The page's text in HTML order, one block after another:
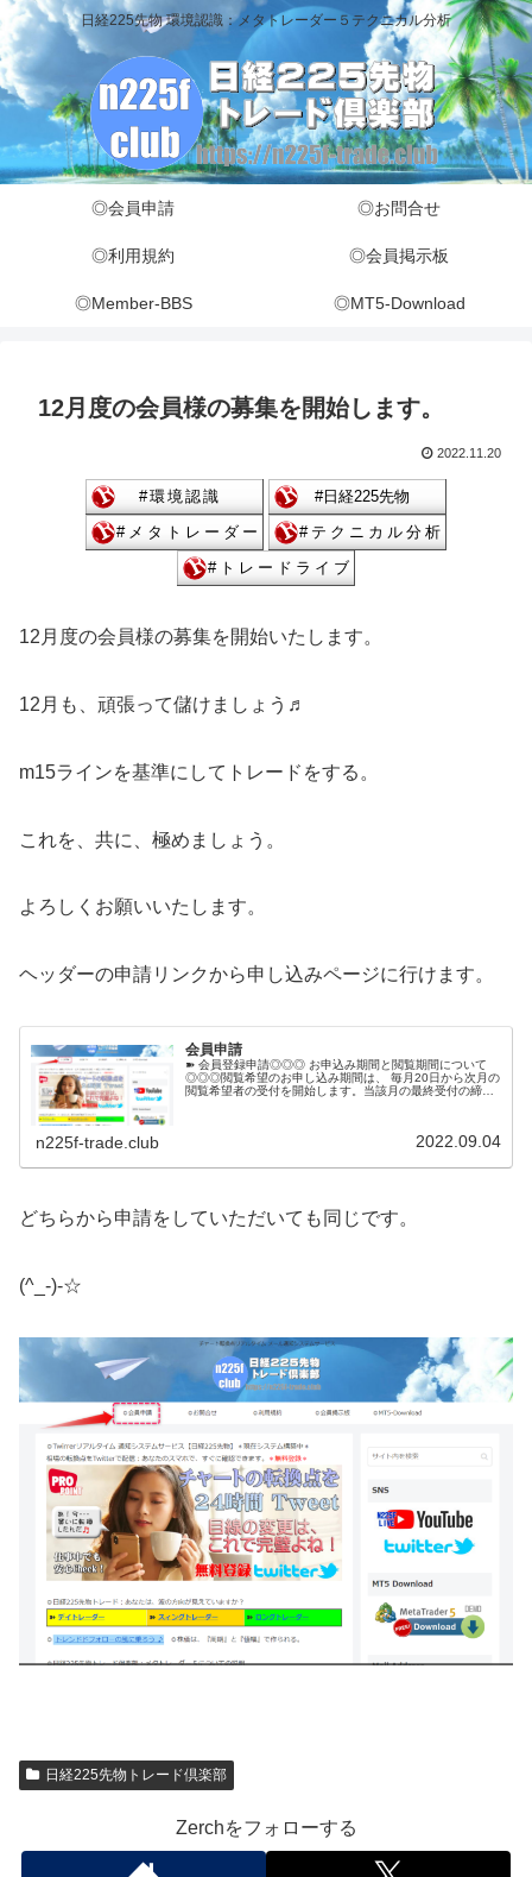
日経225先物 環境認識：メタトレーダー５テクニカル分析
◎会員申請 ◎お問合せ
◎利用規約 ◎会員掲示板
◎Member-BBS ◎MT5-Download
12月度の会員様の募集を開始します。
2022.11.20
12月度の会員様の募集を開始いたします。
12月も、頑張って儲けましょう♬
m15ラインを基準にしてトレードをする。
これを、共に、極めましょう。
よろしくお願いいたします。
ヘッダーの申請リンクから申し込みページに行けます。
会員申請
➽ 会員登録申請◎◎◎ お申込み期間と閲覧期間について
◎◎◎閲覧希望のお申し込み期間は、 毎月20日から次月の
閲覧希望者の受付を開始します。当該月の最終受付の締め
n225f-trade.club 2022.09.04
どちらから申請をしていただいても同じです。
(^_-)-☆
日経225先物トレード倶楽部
Zerchをフォローする